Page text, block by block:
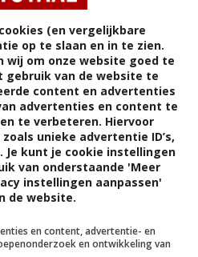
(en vergelijkbare
op te slaan en in te zien.
wij om onze website goed te
van de website te
content en advertenties
advertenties en content te
te verbeteren. Hiervoor
unieke advertentie ID’s,
kunt je cookie instellingen
van onderstaande 'Meer
instellingen aanpassen'
de website.
en content, advertentie- en
en ontwikkeling van